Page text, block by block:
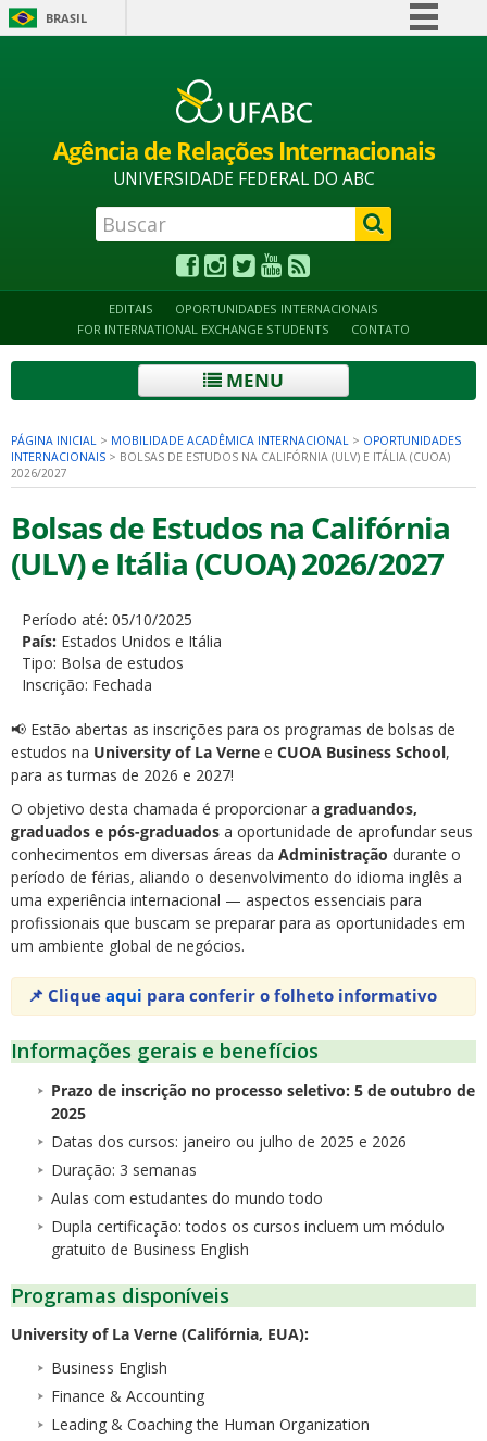
BRASIL
Acesso à informação
Canais
Agência de Relações Internacionais
UNIVERSIDADE FEDERAL DO ABC
EDITAIS
OPORTUNIDADES INTERNACIONAIS
FOR INTERNATIONAL EXCHANGE STUDENTS
CONTATO
MENU
PÁGINA INICIAL > MOBILIDADE ACADÊMICA INTERNACIONAL > OPORTUNIDADES
INTERNACIONAIS > BOLSAS DE ESTUDOS NA CALIFÓRNIA (ULV) E ITÁLIA (CUOA)
2026/2027
Bolsas de Estudos na Califórnia
(ULV) e Itália (CUOA) 2026/2027
Período até: 05/10/2025
País: Estados Unidos e Itália
Tipo: Bolsa de estudos
Inscrição: Fechada
📢 Estão abertas as inscrições para os programas de bolsas de
estudos na University of La Verne e CUOA Business School,
para as turmas de 2026 e 2027!
O objetivo desta chamada é proporcionar a graduandos,
graduados e pós-graduados a oportunidade de aprofundar seus
conhecimentos em diversas áreas da Administração durante o
período de férias, aliando o desenvolvimento do idioma inglês a
uma experiência internacional — aspectos essenciais para
profissionais que buscam se preparar para as oportunidades em
um ambiente global de negócios.
📌 Cliqueaqui para conferir o folheto informativo
Informações gerais e benefícios
Prazo de inscrição no processo seletivo: 5 de outubro de
2025
Datas dos cursos: janeiro ou julho de 2025 e 2026
Duração: 3 semanas
Aulas com estudantes do mundo todo
Dupla certificação: todos os cursos incluem um módulo
gratuito de Business English
Programas disponíveis
University of La Verne (Califórnia, EUA):
Business English
Finance & Accounting
Leading & Coaching the Human Organization